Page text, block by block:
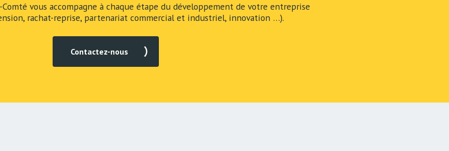
Comté vous accompagne à chaque étape du développement de votre entreprise
rachat-reprise, partenariat commercial et industriel, innovation …).
Contactez-nous